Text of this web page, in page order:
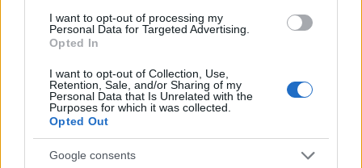
I want to opt-out of processing my
Personal Data for Targeted Advertising.
Opted In
I want to opt-out of Collection, Use,
Retention, Sale, and/or Sharing of my
Personal Data that Is Unrelated with the
Purposes for which it was collected.
Opted Out
Google consents